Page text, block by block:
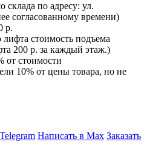
склада по адресу: ул.
согласованному времени)
р.
стоимость подъема
200 р. за каждый этаж.)
от стоимости
10% от цены товара, но не
Написать в Max Заказать